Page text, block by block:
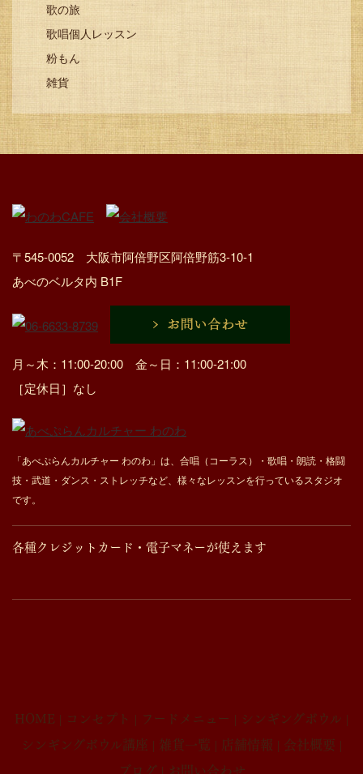
歌の旅
歌唱個人レッスン
粉もん
雑貨
〒545-0052 大阪市阿倍野区阿倍野筋3-10-1
あべのベルタ内 B1F
月～木：11:00-20:00 金～日：11:00-21:00
［定休日］なし
「あべぷらんカルチャー わのわ」は、合唱（コーラス）・歌唱・朗読・格闘
技・武道・ダンス・ストレッチなど、様々なレッスンを行っているスタジオ
です。
各種クレジットカード・電子マネーが使えます
HOME コンセプト フードメニュー
シンギングボウル
シンギングボウル講座
雑貨一覧 店舗情報
会社概要
ブログ
お問い合わせ